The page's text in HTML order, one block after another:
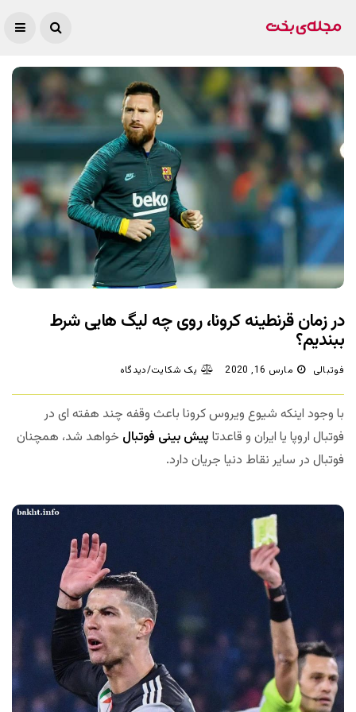
در زمان قرنطینه کرونا، روی چه لیگ هایی شرط
ببندیم؟
فوتبالی مارس 16, 2020 یک شکایت/دیدگاه
با وجود اینکه شیوع ویروس کرونا باعث وقفه چند هفته ای در
فوتبال اروپا یا ایران و قاعدتا پیش بینی فوتبال خواهد شد، همچنان
فوتبال در سایر نقاط دنیا جریان دارد.